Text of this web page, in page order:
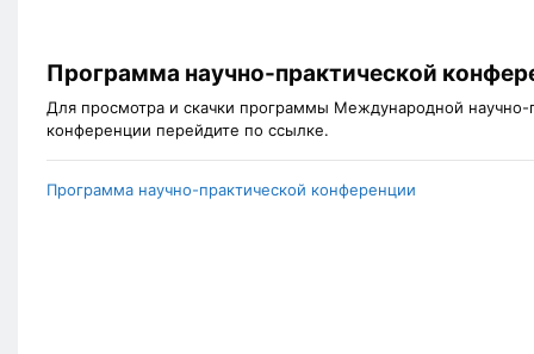
Программа научно-практической
Для просмотра и скачки программы Международной научно-
конференции перейдите по ссылке.
Программа научно-практической конференции